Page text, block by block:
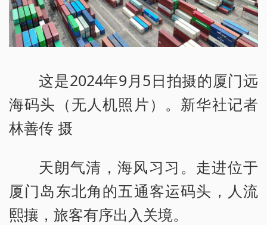
这是2024年9月5日拍摄的厦门远
海码头（无人机照片）。新华社记者
林善传 摄
天朗气清，海风习习。走进位于
厦门岛东北角的五通客运码头，人流
熙攘，旅客有序出入关境。